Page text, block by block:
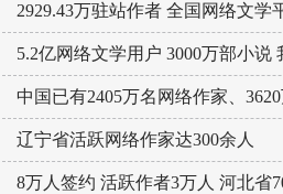
2929.43万驻站作者 全国网络文学
5.2亿网络文学用户 3000万部小说
中国已有2405万名网络作家、
辽宁省活跃网络作家达300余人
8万人签约 活跃作者3万人 河北省